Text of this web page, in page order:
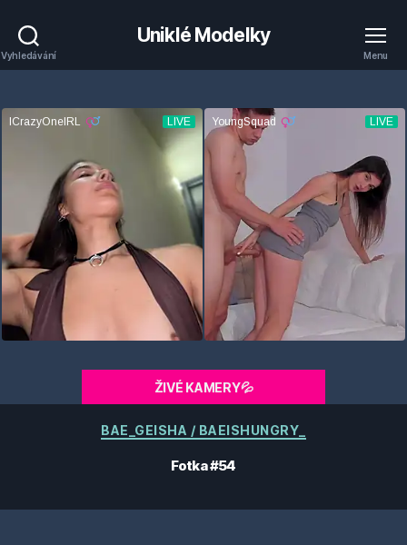
Vyhledávání
Uniklé Modelky
Menu
ŽIVÉ KAMERY💦
Kategorie
BAE_GEISHA / BAEISHUNGRY_
Fotka #54